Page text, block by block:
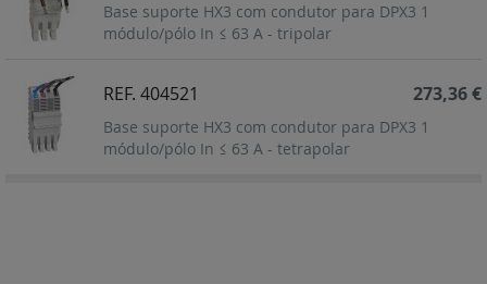
Base suporte HX3 com condutor para DPX3 1
módulo/pólo In ≤ 63 A - tripolar
REF. 404521
Base suporte HX3 com condutor para DPX3 1
módulo/pólo In ≤ 63 A - tetrapolar
273,36 €